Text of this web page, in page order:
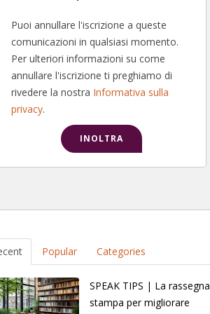
Puoi annullare l'iscrizione a queste
comunicazioni in qualsiasi momento.
Per ulteriori informazioni su come
annullare l'iscrizione ti preghiamo di
rivedere la nostra Informativa sulla
privacy.
Popular Categories
SPEAK TIPS | La rassegna
stampa per migliorare